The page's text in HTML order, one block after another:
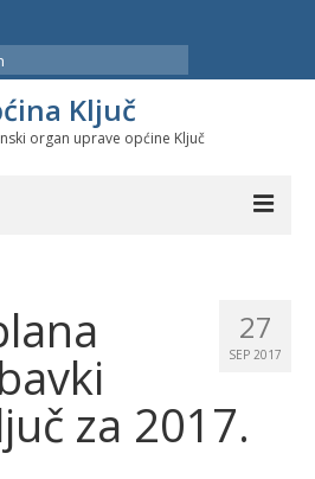
Ključ
organ uprave općine Ključ
efikasnosti u stambenom
27
SEP 2017
za 2017.